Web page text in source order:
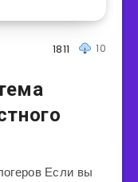
10
1811
Если вы